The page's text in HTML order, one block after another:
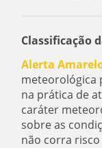
Classificação
Alerta
meteorológica
na prática de
caráter
sobre as
não corra